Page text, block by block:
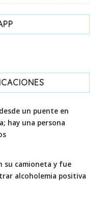
un puente en
hay una persona
su camioneta y fue
alcoholemia positiva